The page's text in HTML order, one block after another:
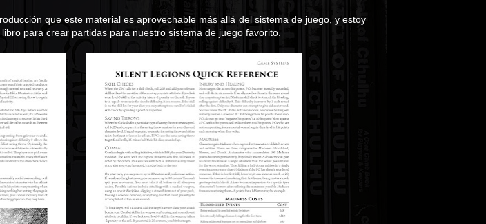
que este material es aprovechable más allá del sistema de juego, y estoy
para crear partidas para nuestro sistema de juego favorito.